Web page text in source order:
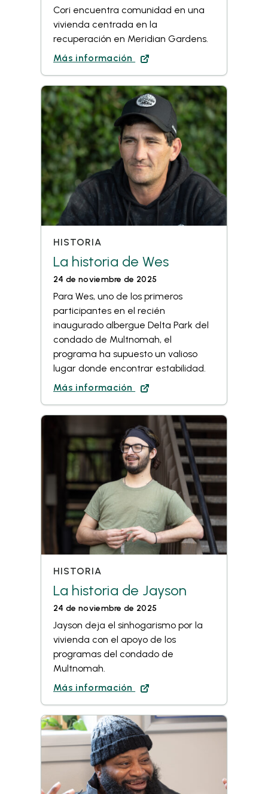
Cori encuentra comunidad en una
vivienda centrada en la
recuperación en Meridian Gardens.
Más información
HISTORIA
La historia de Wes
24 de noviembre de 2025
Para Wes, uno de los primeros
participantes en el recién
inaugurado albergue Delta Park del
condado de Multnomah, el
programa ha supuesto un valioso
lugar donde encontrar estabilidad.
Más información
HISTORIA
La historia de Jayson
24 de noviembre de 2025
Jayson deja el sinhogarismo por la
vivienda con el apoyo de los
programas del condado de
Multnomah.
Más información